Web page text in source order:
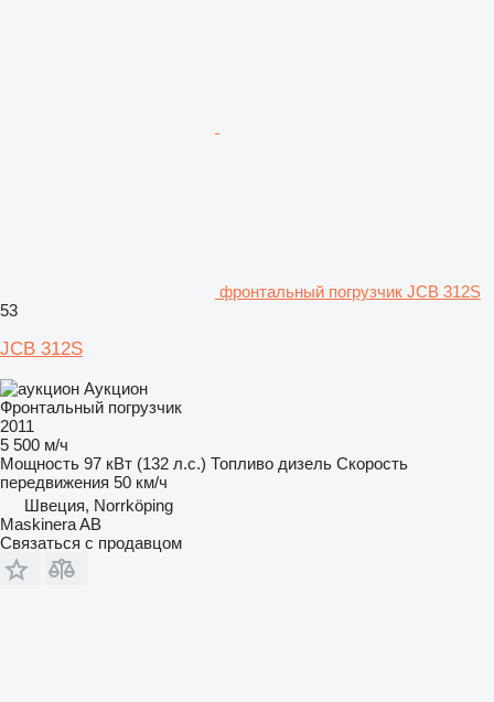
фронтальный погрузчик JCB 312S
53
JCB 312S
Аукцион
Фронтальный погрузчик
2011
5 500 м/ч
Мощность 97 кВт (132 л.с.) Топливо дизель Скорость
передвижения 50 км/ч
Швеция, Norrköping
Maskinera AB
Связаться с продавцом